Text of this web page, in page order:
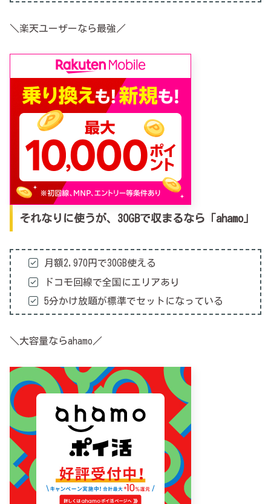
＼楽天ユーザーなら最強／
それなりに使うが、30GBで収まるなら「ahamo」
月額2,970円で30GB使える
ドコモ回線で全国にエリアあり
5分かけ放題が標準でセットになっている
＼大容量ならahamo／